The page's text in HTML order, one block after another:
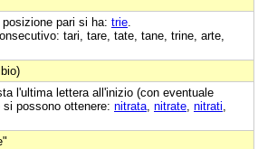
pari si ha: trie
tari, tare, tate, tane, trine, arte,
l'ultima lettera all'inizio (con eventuale
possono ottenere: nitrata nitrate nitrati